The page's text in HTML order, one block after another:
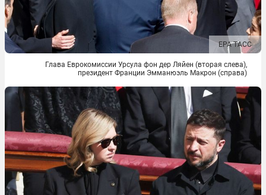
EPA ТАСС
Глава Еврокомиссии Урсула фон дер Ляйен (вторая слева),
президент Франции Эмманюэль Макрон (справа)